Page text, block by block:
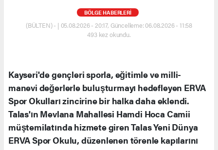
BÖLGE HABERLERİ
(BÜLTEN) - | 05.08.2026 - 20:17, Güncelleme: 06.08.2026 - 11:58
493 kez okundu.
Kayseri'de gençleri sporla, eğitimle ve milli-
manevi değerlerle buluşturmayı hedefleyen ERVA
Spor Okulları zincirine bir halka daha eklendi.
Talas'ın Mevlana Mahallesi Hamdi Hoca Camii
müştemilatında hizmete giren Talas Yeni Dünya
ERVA Spor Okulu, düzenlenen törenle kapılarını